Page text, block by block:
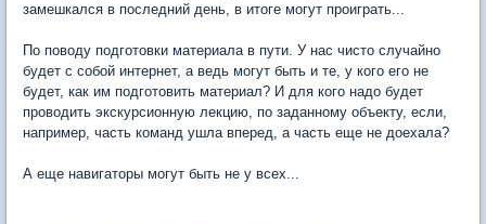
замешкался в последний день, в итоге могут проиграть...
По поводу подготовки материала в пути. У нас чисто случайно
будет с собой интернет, а ведь могут быть и те, у кого его не
будет, как им подготовить материал? И для кого надо будет
проводить экскурсионную лекцию, по заданному объекту, если,
например, часть команд ушла вперед, а часть еще не доехала?
А еще навигаторы могут быть не у всех...